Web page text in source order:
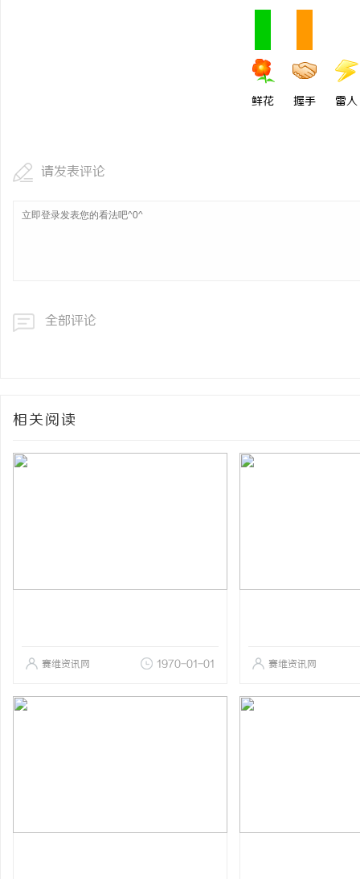
鲜花 握手 雷人
请发表评论
全部评论
相关阅读
赛维资讯网 1970-01-01 赛维资讯网